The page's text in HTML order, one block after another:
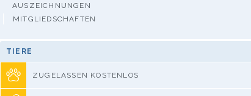
AUSZEICHNUNGEN
MITGLIEDSCHAFTEN
TIERE
ZUGELASSEN KOSTENLOS